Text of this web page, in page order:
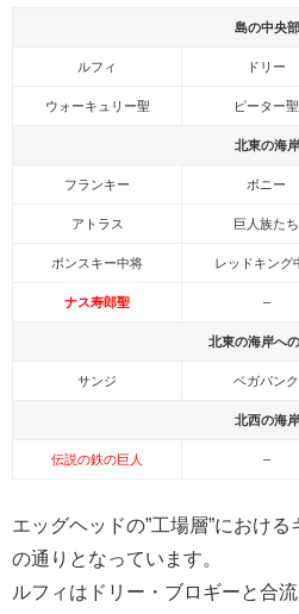
島の中央部
ルフィ ドリー
ウォーキュリー聖 ピーター聖
北東の海岸
フランキー ボニー
アトラス 巨人族たち
ポンスキー中将 レッドキング
ナス寿郎聖 –
北東の海岸へ
サンジ ベガパンク
北西の海岸
伝説の鉄の巨人 –
エッグヘッドの”工場層”におけ
の通りとなっています。
ルフィはドリー・ブロギーと合